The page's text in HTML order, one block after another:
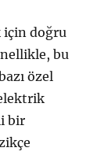
için doğru
bu
özel
bir